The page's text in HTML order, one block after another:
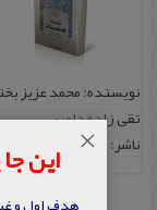
نویسنده: محمد عزیز
تقی‌ زاده ‌داوری‌
ناشر: مؤسسه شیعه‌
این ×